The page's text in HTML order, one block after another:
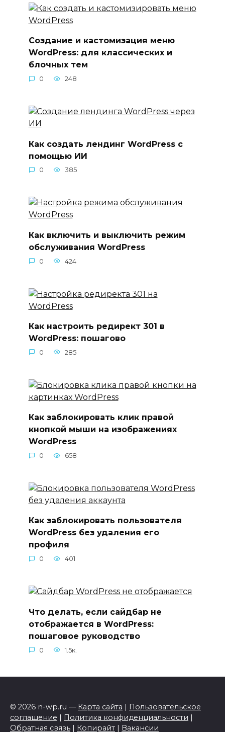
Создание и кастомизация меню
WordPress: для классических и
блочных тем
0 248
Как создать лендинг WordPress с
помощью ИИ
0 385
Как включить и выключить режим
обслуживания WordPress
0 424
Как настроить редирект 301 в
WordPress: пошагово
0 285
Как заблокировать клик правой
кнопкой мыши на изображениях
WordPress
0 658
Как заблокировать пользователя
WordPress без удаления его
профиля
0 401
Что делать, если сайдбар не
отображается в WordPress:
пошаговое руководство
0 1.5к.
© 2026 n-wp.ru — Карта сайта
Пользовательское
соглашение
Политика конфиденциальности
Обратная связь
Копирайт Вакансии